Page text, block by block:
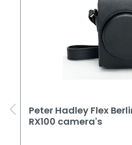
Peter Hadley Flex
RX100 camera's